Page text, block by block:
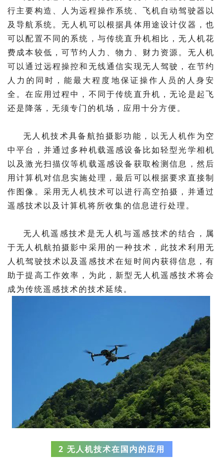
行主要构造、人为远程操作系统、飞机自动驾驶器以
及导航系统。无人机可以根据具体用途设计仪器，也
可以配置不同的系统，与传统直升机相比，无人机花
费成本较低，可节约人力、物力、财力资源。无人机
可以通过远程操控和无线通信实现无人驾驶，在节约
人力的同时，能最大程度地保证操作人员的人身安
全。在应用过程中，不同于传统直升机，无论是起飞
还是降落，无须专门的机场，应用十分方便。
无人机技术具备航拍摄影功能，以无人机作为空
中平台，并通过多种机载遥感设备比如轻型光学相机
以及激光扫描仪等机载遥感设备获取检测信息，然后
用计算机对信息实施处理，最后可以根据要求直接制
作图像。采用无人机技术可以进行高空拍摄，并通过
遥感技术以及计算机将所收集的信息进行处理。
无人机遥感技术是无人机与遥感技术的结合，属
于无人机航拍摄影中采用的一种技术，此技术利用无
人机驾驶技术以及遥感技术在短时间内获得信息，有
助于提高工作效率，为此，新型无人机遥感技术将会
成为传统遥感技术的技术延续。
2 无人机技术在国内的应用